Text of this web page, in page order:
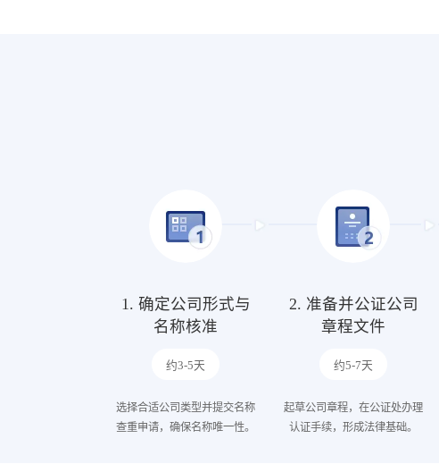
1. 确定公司形式与
名称核准
约3-5天
选择合适公司类型并提交名称
查重申请，确保名称唯一性。
2. 准备并公证公司
章程文件
约5-7天
起草公司章程，在公证处办理
认证手续，形成法律基础。